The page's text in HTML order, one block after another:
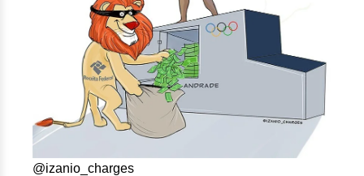
@izanio_charges